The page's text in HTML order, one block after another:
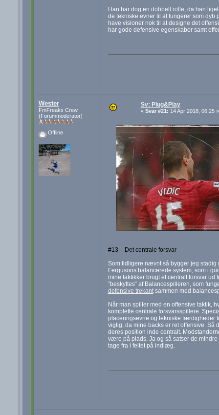
Han har dog en dobbelt rolle , da han
de tekniske evner til at fungerer som
have visioner nok til at designe det
har gode defensive egenskaber samt
Wester
FmFreaks Crew
(Forummoderator)
Offline
Sv: Plug&Play
« Svar #21: 14 Apr 2018, 06:25 »
#13 – Det centrale forsvar
Som tidligere nævnt så bygger jeg
Fergusons balancerede system, som i
mine taktikker brugt et centralt forsvar ud
”beskyttes” af Balancespilleren, som
defensive trekantsammen med
Når man spiller med en offensive taktik,
komplette centrale forsvarsspillere.
placeringsevne og tekniske færdigheder
vigtig, da mine backs er ret offensive. Så
deres position inde centralt.
være på plads. Ja og så satser de
tage fra i feltet på indlæg.